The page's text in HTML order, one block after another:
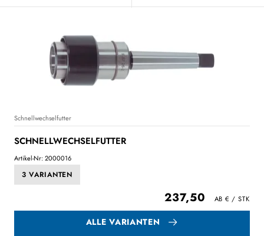
Schnellwechselfutter
SCHNELLWECHSELFUTTER
Artikel-Nr: 2000016
3 VARIANTEN
237,50
ALLE VARIANTEN